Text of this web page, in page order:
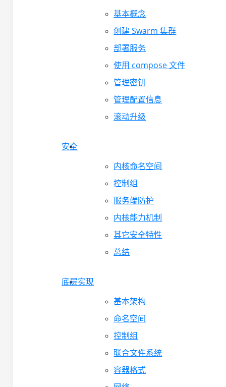
基本概念
创建 Swarm 集群
部署服务
使用 compose 文件
管理密钥
管理配置信息
滚动升级
安全
内核命名空间
控制组
服务端防护
内核能力机制
其它安全特性
总结
底层实现
基本架构
命名空间
控制组
联合文件系统
容器格式